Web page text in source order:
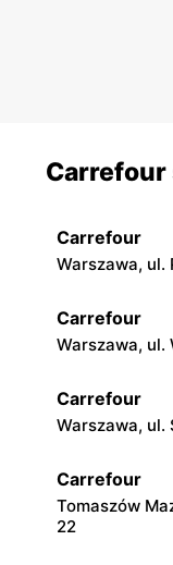
Carrefour
Warszawa, ul.
Carrefour
Warszawa, ul.
Carrefour
Warszawa, ul.
Carrefour
Tomaszów
22